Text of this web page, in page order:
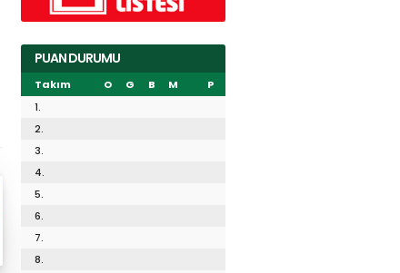
PUAN DURUMU
Takım O G B M
P
1.
2.
3.
4.
5.
6.
7.
8.